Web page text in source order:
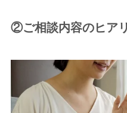
②ご相談内容のヒア